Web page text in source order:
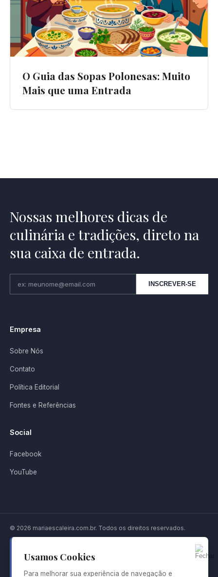
O Guia das Sopas Polonesas: Muito
Mais que uma Entrada
Nossas melhores dicas de
culinária e tradições, direto na
sua caixa de entrada.
INSCREVER-SE
Empresa
Sobre Nós
Contato
Política Editorial
Fontes e Referências
Social
Facebook
YouTube
© 2026 mariaescaleira.com.br. Todos os direitos reservados.
Aviso de isenção de responsabilidade: O mariaescaleira.com.br é um
projeto informativo dedicado à cozinha do Leste Europeu. Os conteúdos
publicados neste site têm finalidade cultural, editorial e informativa. As
Usamos Cookies
Para melhorar sua experiência de navegação e